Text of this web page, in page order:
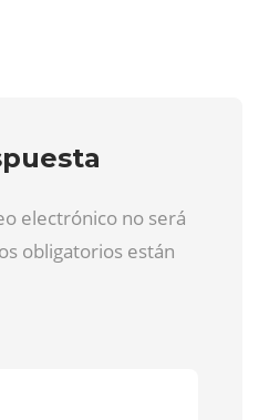
electrónico no será
obligatorios están